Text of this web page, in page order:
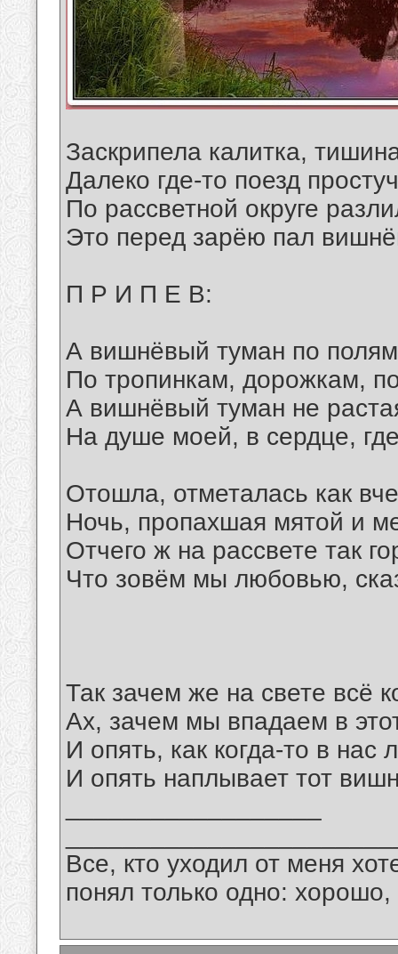
Заскрипела калитка,
Далеко где-то поезд
По рассветной округе
Это перед зарёю пал
П Р И П Е В:
А вишнёвый туман по
По тропинкам, дорожкам,
А вишнёвый туман не
На душе моей, в сердце,
Отошла, отметалась как
Ночь, пропахшая мятой и
Отчего ж на рассвете так
Что зовём мы любовью,
Так зачем же на свете всё
Ах, зачем мы впадаем в
И опять, как когда-то в
И опять наплывает тот
Все, кто уходил от меня
понял только одно: